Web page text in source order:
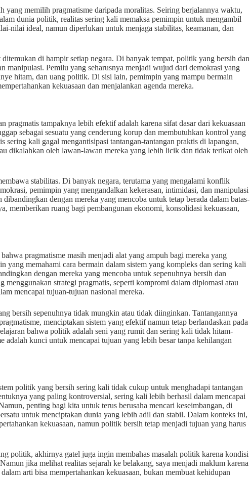
yang memilih pragmatisme daripada moralitas. Seiring berjalannya waktu,
dunia politik, realitas sering kali memaksa pemimpin untuk mengambil
nilai ideal, namun diperlukan untuk menjaga stabilitas, keamanan, dan
di hampir setiap negara. Di banyak tempat, politik yang bersih dan
manipulasi. Pemilu yang seharusnya menjadi wujud dari demokrasi yang
hitam, dan uang politik. Di sisi lain, pemimpin yang mampu bermain
kekuasaan dan menjalankan agenda mereka.
pragmatis tampaknya lebih efektif adalah karena sifat dasar dari kekuasaan
sebagai sesuatu yang cenderung korup dan membutuhkan kontrol yang
sering kali gagal mengantisipasi tantangan-tantangan praktis di lapangan,
dikalahkan oleh lawan-lawan mereka yang lebih licik dan tidak terikat oleh
stabilitas. Di banyak negara, terutama yang mengalami konflik
pemimpin yang mengandalkan kekerasan, intimidasi, dan manipulasi
dengan mereka yang mencoba untuk tetap berada dalam batas-
memberikan ruang bagi pembangunan ekonomi, konsolidasi kekuasaan,
pragmatisme masih menjadi alat yang ampuh bagi mereka yang
yang memahami cara bermain dalam sistem yang kompleks dan sering kali
dengan mereka yang mencoba untuk sepenuhnya bersih dan
strategi pragmatis, seperti kompromi dalam diplomasi atau
mencapai tujuan-tujuan nasional mereka.
bersih sepenuhnya tidak mungkin atau tidak diinginkan. Tantangannya
menciptakan sistem yang efektif namun tetap berlandaskan pada
bahwa politik adalah seni yang rumit dan sering kali tidak hitam-
adalah kunci untuk mencapai tujuan yang lebih besar tanpa kehilangan
politik yang bersih sering kali tidak cukup untuk menghadapi tantangan
yang paling kontroversial, sering kali lebih berhasil dalam mencapai
penting bagi kita untuk terus berusaha mencari keseimbangan, di
untuk menciptakan dunia yang lebih adil dan stabil. Dalam konteks ini,
kekuasaan, namun politik bersih tetap menjadi tujuan yang harus
politik, akhirnya gatel juga ingin membahas masalah politik karena kondisi
jika melihat realitas sejarah ke belakang, saya menjadi maklum karena
arti bisa mempertahankan kekuasaan, bukan membuat kehidupan